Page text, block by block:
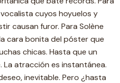
cuyos hoyuelos y
causan furor. Para Solène
cara bonita del póster que
chicas. Hasta que un
atracción es instantánea.
inevitable. Pero ¿hasta